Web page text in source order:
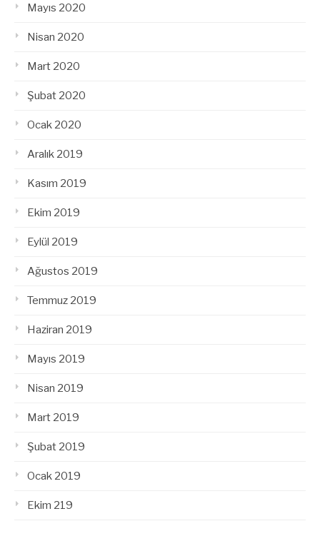
Mayıs 2020
Nisan 2020
Mart 2020
Şubat 2020
Ocak 2020
Aralık 2019
Kasım 2019
Ekim 2019
Eylül 2019
Ağustos 2019
Temmuz 2019
Haziran 2019
Mayıs 2019
Nisan 2019
Mart 2019
Şubat 2019
Ocak 2019
Ekim 219